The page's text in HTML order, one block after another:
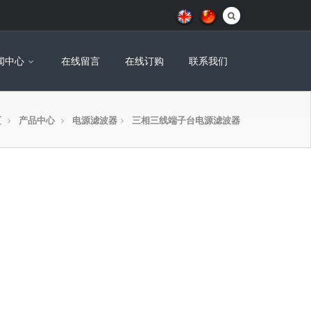
中心 在线留言 在线订购 联系我们
产品中心 电源滤波器 三相三线端子台电源滤波器